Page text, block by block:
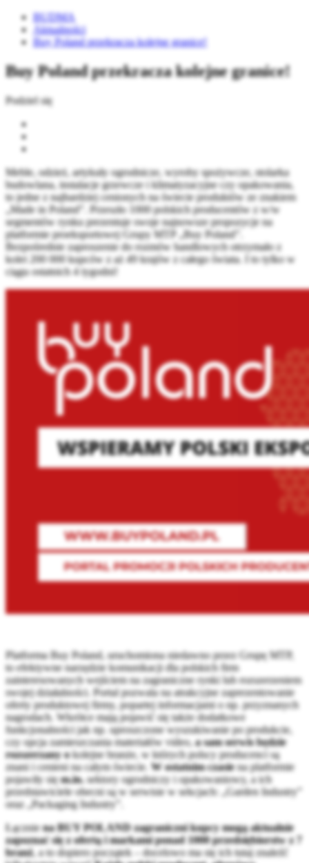
BUDMA
Aktualności
Buy Poland przekracza kolejne granice!
Buy Poland przekracza kolejne granice!
Podziel się
Meble, odzież, artykuły ogrodnicze, wyroby spożywcze, stolarka
budowlana, instalacje grzewcze i klimatyzacyjne czy opakowania,
to jedne z najbardziej cenionych na świecie produktów ze znakiem
„Made in Poland”. Przeszło 1000 polskich producentów z w/w
segmentów rynku prezentuje swoje najnowsze propozycje na
platformie proeksportowej Grupy MTP „Buy Poland”.
Bezpośrednie zaproszenie do rozmów handlowych otrzymało z
kolei 200 000 kupców z aż 49 krajów z całego świata. I to tylko w
ciągu ostatnich 4 tygodni!
Platforma Buy Poland, uruchomiona niedawno przez Grupę MTP,
to efektywne narzędzie komunikacji dla polskich firm
zainteresowanych wejściem na zagraniczne rynki lub rozszerzeniem
swojej działalności. Portal pozwala na atrakcyjne zaprezentowanie
oferty produktowej firmy, popartej informacjami o np. przyznanych
nagrodach. Wkrótce mają pojawić się także dodatkowe
funkcjonalności jak np. uproszczone wyszukiwanie po produkcie,
czy opcja zamieszczania materiałów video,a sam serwis będzie
rozszerzany okolejne branże, w których polscy producenci są
znani i cenieni na całym świecie. W ostatnim czasiena platformie
pojawiły sięm.in.sektory ogrodniczy i opakowaniowy, a ich
przedstawiciele obecni są w serwisie w sekcjach: „Garden Industry”
oraz „Packaging Industry”.
Łączniena BUY POLAND zagraniczni kupcy mogą aktualnie
zapoznać się z ofertą i markami ponad 1000 przedsiębiorstw z 7
branż, a to dopiero początek – docelowo ma się ich tutaj znaleźć